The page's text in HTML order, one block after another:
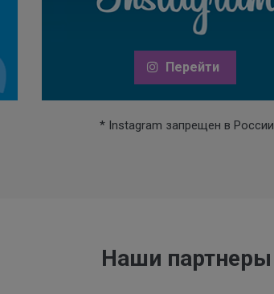
Перейти
* Instagram запрещен в России
Наши партнеры